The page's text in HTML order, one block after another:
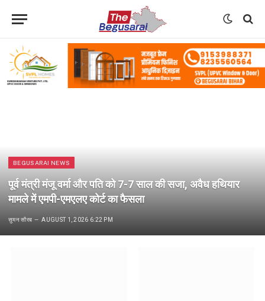
BEGUSARAI NEWS
पूर्व मंत्री मंजू वर्मा और पति को 7-7 साल की सजा, अवैध हथियार
मामले में एमपी-एमएलए कोर्ट का फैसला
सुमन सौरब AUGUST 1, 2026 6:22 PM